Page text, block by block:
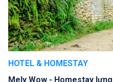
HOTEL & HOMESTAY
Mely Wow - Homestay